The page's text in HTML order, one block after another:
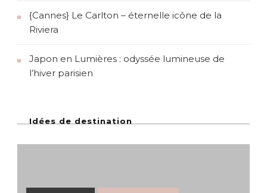
{Cannes} Le Carlton – éternelle icône de la
Riviera
Japon en Lumières : odyssée lumineuse de
l’hiver parisien
Idées de destination